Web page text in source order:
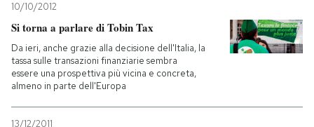
10/10/2012
Si torna a parlare di Tobin Tax
Da ieri, anche grazie alla decisione dell'Italia, la
tassa sulle transazioni finanziarie sembra
essere una prospettiva più vicina e concreta,
almeno in parte dell'Europa
13/12/2011